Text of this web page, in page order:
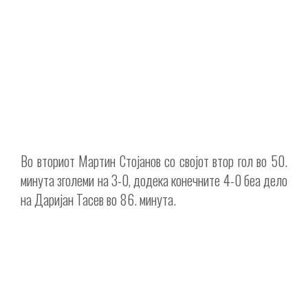
Во вториот Мартин Стојанов со својот втор гол во 50.
минута зголеми на 3-0, додека конечните 4-0 беа дело
на Даријан Тасев во 86. минута.